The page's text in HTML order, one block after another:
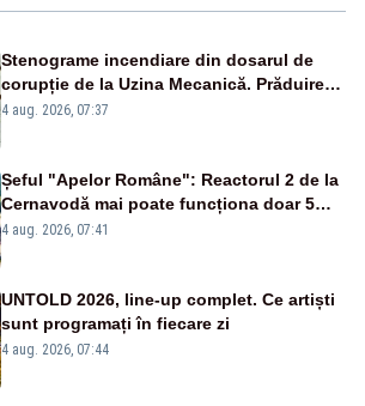
Stenograme incendiare din dosarul de
corupție de la Uzina Mecanică. Prăduirea
banilor din programul SAFE, interceptată
4 aug. 2026, 07:37
Șeful "Apelor Române": Reactorul 2 de la
Cernavodă mai poate funcționa doar 5
zile
4 aug. 2026, 07:41
UNTOLD 2026, line-up complet. Ce artiști
sunt programați în fiecare zi
4 aug. 2026, 07:44